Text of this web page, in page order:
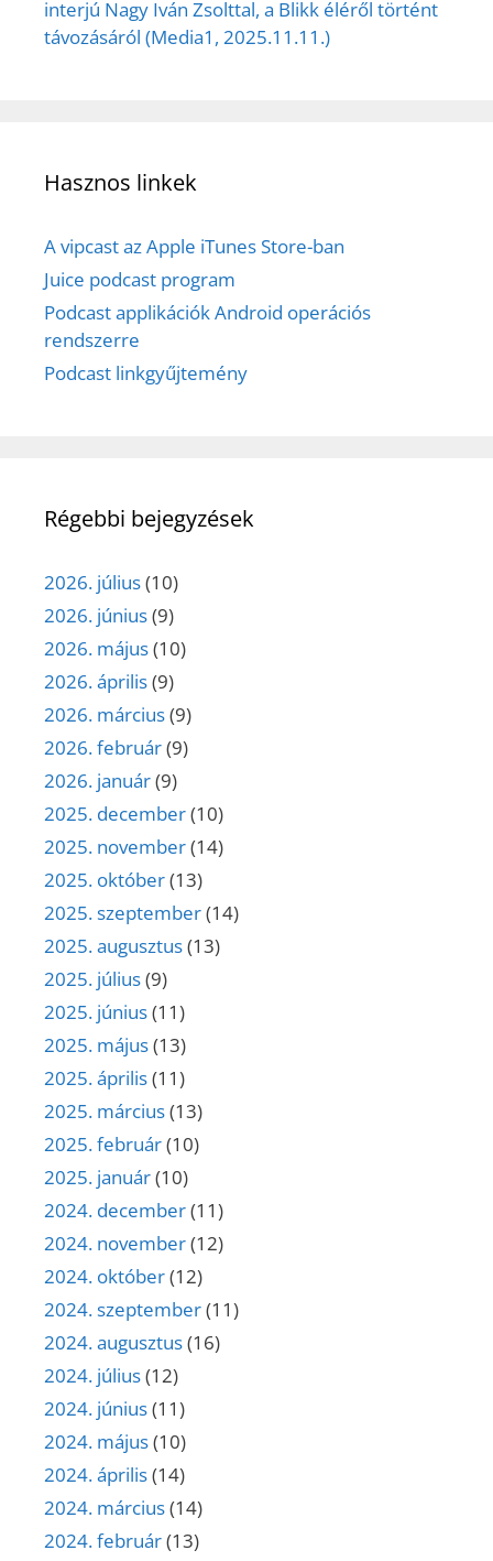
interjú Nagy Iván Zsolttal, a Blikk éléről történt
távozásáról (Media1, 2025.11.11.)
Hasznos linkek
A vipcast az Apple iTunes Store-ban
Juice podcast program
Podcast applikációk Android operációs
rendszerre
Podcast linkgyűjtemény
Régebbi bejegyzések
2026. július(10)
2026. június(9)
2026. május(10)
2026. április(9)
2026. március(9)
2026. február(9)
2026. január(9)
2025. december(10)
2025. november(14)
2025. október(13)
2025. szeptember(14)
2025. augusztus(13)
2025. július(9)
2025. június(11)
2025. május(13)
2025. április(11)
2025. március(13)
2025. február(10)
2025. január(10)
2024. december(11)
2024. november(12)
2024. október(12)
2024. szeptember(11)
2024. augusztus(16)
2024. július(12)
2024. június(11)
2024. május(10)
2024. április(14)
2024. március(14)
2024. február(13)